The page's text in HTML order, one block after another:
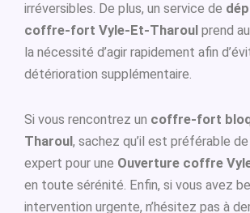
irréversibles. De plus, un service de
coffre-fort Vyle-Et-Tharoul prend
la nécessité d’agir rapidement afin
détérioration supplémentaire.
Si vous rencontrez un coffre-fort
Tharoul , sachez qu’il est préférable
expert pour une Ouverture coffre
en toute sérénité. Enfin, si vous avez
intervention urgente, n’hésitez pas à